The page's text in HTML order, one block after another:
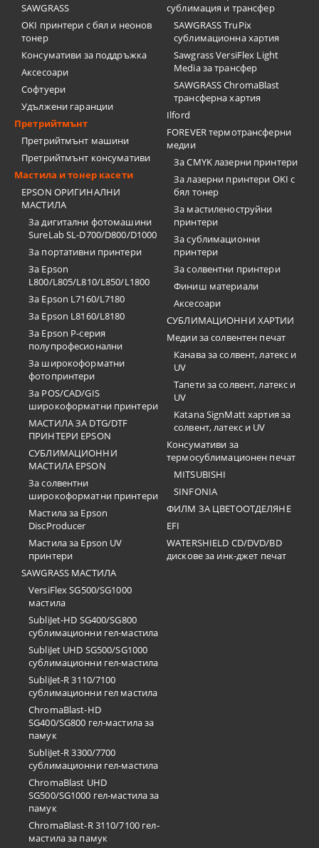
SAWGRASS
OKI принтери с бял и неонов
тонер
Консумативи за поддръжка
Аксесоари
Софтуери
Удължени гаранции
Претрийтмънт
Претрийтмънт машини
Претрийтмънт консумативи
Мастила и тонер касети
EPSON ОРИГИНАЛНИ
МАСТИЛА
За дигитални фотомашини
SureLab SL-D700/D800/D1000
За портативни принтери
За Epson
L800/L805/L810/L850/L1800
За Epson L7160/L7180
За Epson L8160/L8180
За Epson P-серия
полупрофесионални
За широкоформатни
фотопринтери
За POS/CAD/GIS
широкоформатни принтери
МАСТИЛА ЗА DTG/DTF
ПРИНТЕРИ EPSON
СУБЛИМАЦИОННИ
МАСТИЛА EPSON
За солвентни
широкоформатни принтери
Мастила за Epson
DiscProducer
Мастила за Epson UV
принтери
SAWGRASS МАСТИЛА
VersiFlex SG500/SG1000
мастила
SubliJet-HD SG400/SG800
сублимационни гел-мастила
SubliJet UHD SG500/SG1000
сублимационни гел-мастила
SubliJet-R 3110/7100
сублимационни гел мастила
ChromaBlast-HD
SG400/SG800 гел-мастила за
памук
SubliJet-R 3300/7700
сублимационни гел-мастила
ChromaBlast UHD
SG500/SG1000 гел-мастила за
памук
ChromaBlast-R 3110/7100 гел-
мастила за памук
сублимация и трансфер
SAWGRASS TruPix
сублимационна хартия
Sawgrass VersiFlex Light
Media за трансфер
SAWGRASS ChromaBlast
трансферна хартия
Ilford
FOREVER термотрансферни
медии
За CMYK лазерни принтери
За лазерни принтери OKI с
бял тонер
За мастиленоструйни
принтери
За сублимационни
принтери
За солвентни принтери
Финиш материали
Аксесоари
СУБЛИМАЦИОННИ ХАРТИИ
Медии за солвентен печат
Канава за солвент, латекс и
UV
Тапети за солвент, латекс и
UV
Katana SignMatt хартия за
солвент, латекс и UV
Консумативи за
термосублимационен печат
MITSUBISHI
SINFONIA
ФИЛМ ЗА ЦВЕТООТДЕЛЯНЕ
EFI
WATERSHIELD CD/DVD/BD
дискове за инк-джет печат